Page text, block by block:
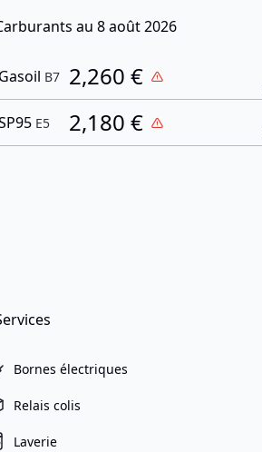
au 8 août 2026
Gasoil B7 2,260 €
E5 2,180 €
Bornes électriques
Relais colis
Laverie